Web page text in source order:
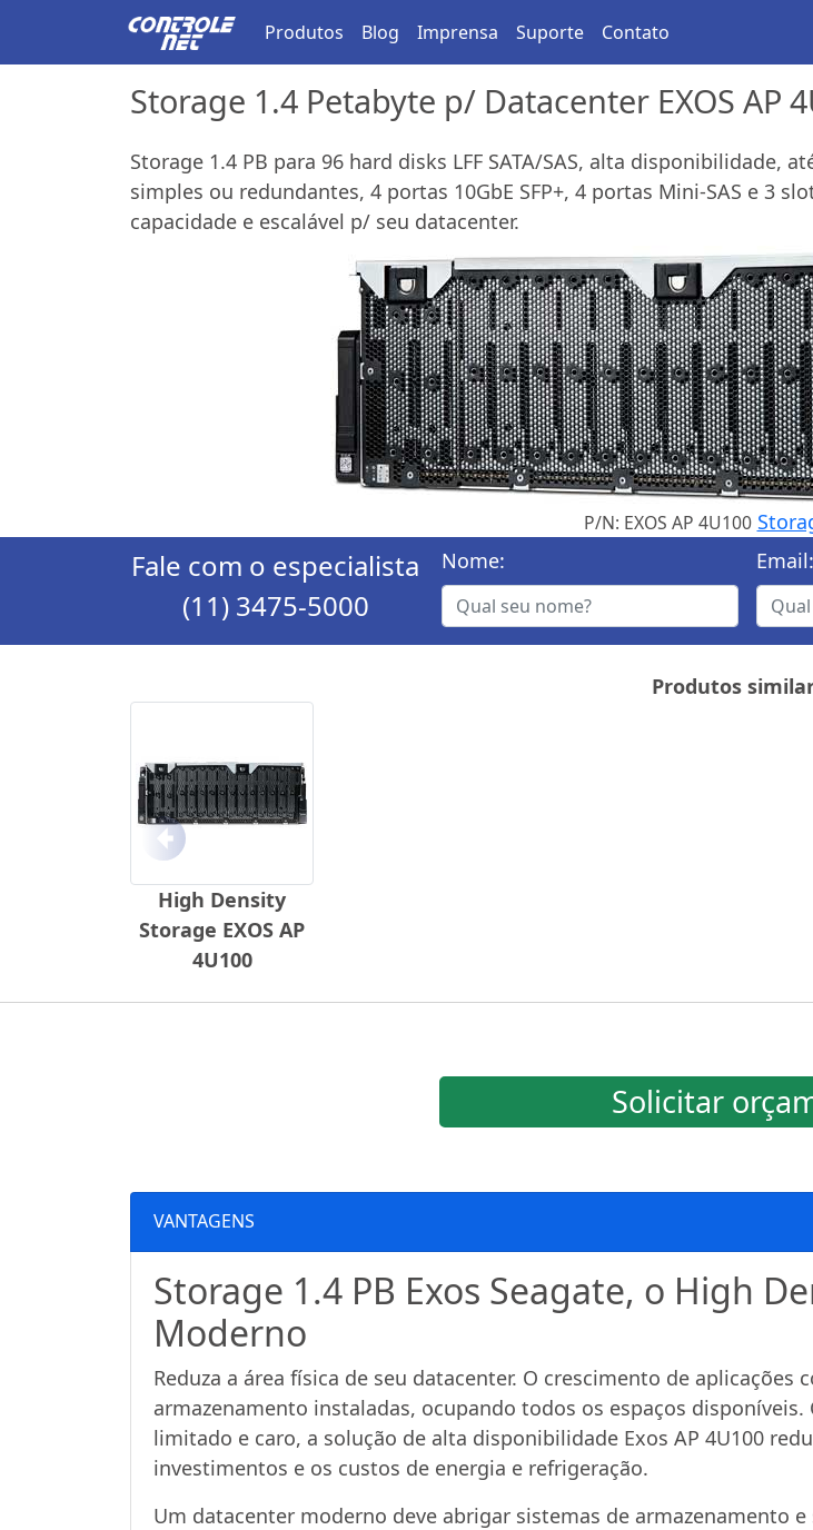
Produtos Blog Imprensa Suporte Contato
Storage 1.4 Petabyte p/ Datacenter EXOS AP
Storage 1.4 PB para 96 hard disks LFF SATA/SAS, alta disponibilidade,
simples ou redundantes, 4 portas 10GbE SFP+, 4 portas Mini-SAS e 3
capacidade e escalável p/ seu datacenter.
P/N: EXOS AP 4U100
Fale com o especialista
(11) 3475-5000
Nome: Email:
Produtos
High Density
Storage EXOS AP
4U100
Anterior
Solicitar
VANTAGENS
Storage 1.4 PB Exos Seagate, o High
Moderno
Reduza a área física de seu datacenter. O crescimento de
armazenamento instaladas, ocupando todos os espaços
limitado e caro, a solução de alta disponibilidade Exos AP 4U100
investimentos e os custos de energia e refrigeração.
Um datacenter moderno deve abrigar sistemas de armazenamento